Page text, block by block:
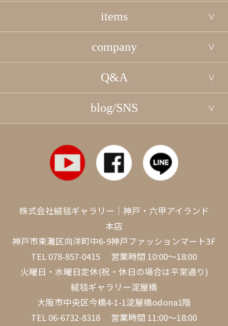
items
company
Q&A
blog/SNS
株式会社絨毯ギャラリー｜神戸・六甲アイランド
本店
神戸市東灘区向洋町中6-9神戸ファッションマート3F
TEL 078-857-0415 営業時間 10:00～18:00
火曜日・水曜日定休(祝・休日の場合は平常通り)
絨毯ギャラリー淀屋橋
大阪市中央区今橋4-1-1淀屋橋odona1階
TEL 06-6732-8318 営業時間 11:00～18:00